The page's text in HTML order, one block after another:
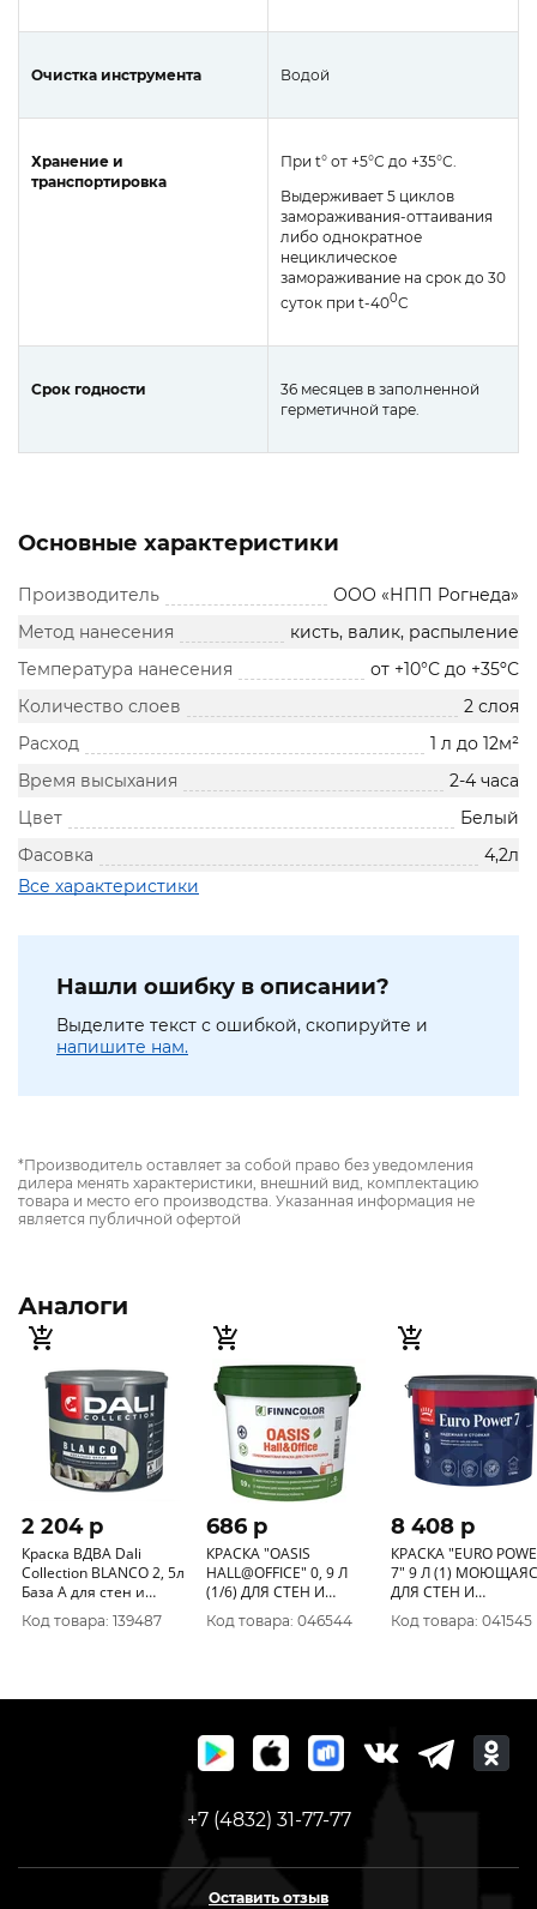
Очистка инструмента Водой
Хранение и
транспортировка
При t° от +5°С до +35°С.
Выдерживает 5 циклов
замораживания-оттаивания
либо однократное
нециклическое
замораживание на срок до 30
суток при t-400C
Срок годности
36 месяцев в заполненной
герметичной таре.
Основные характеристики
Производитель
ООО «НПП Рогнеда»
Метод нанесения
кисть, валик, распыление
Температура нанесения
от +10°С до +35ºС
Количество слоев
2 слоя
Расход
1 л до 12м²
Время высыхания
2-4 часа
Цвет
Белый
Фасовка
4,2л
Все характеристики
Нашли ошибку в описании?
Выделите текст с ошибкой, скопируйте и
напишите нам.
*Производитель оставляет за собой право без уведомления
дилера менять характеристики, внешний вид, комплектацию
товара и место его производства. Указанная информация не
является публичной офертой
Аналоги
2 204 p
Краска ВДВА Dali
Collection BLANCO 2, 5л
База А для стен и
потолков
Код товара: 139487
686 p
КРАСКА "OASIS
HALL@OFFICE" 0, 9 Л
(1/6) ДЛЯ СТЕН И
ПОТОЛКОВ
УСТОЙЧИВАЯ К
Код товара: 046544
8 408 p
КРАСКА "EURO
7" 9 Л (1) МОЮЩАЯСЯ
ДЛЯ СТЕН И
ПОТОЛКОВ
"ТИККУРИЛА"
Код товара: 041545
+7 (4832) 31-77-77
Оставить отзыв